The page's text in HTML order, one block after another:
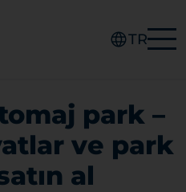
TR
park –
ve park
al